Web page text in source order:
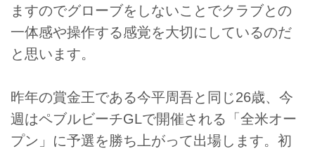
ますのでグローブをしないことでクラブとの
一体感や操作する感覚を大切にしているのだ
と思います。
昨年の賞金王である今平周吾と同じ26歳、今
週はペブルビーチGLで開催される「全米オー
プン」に予選を勝ち上がって出場します。初